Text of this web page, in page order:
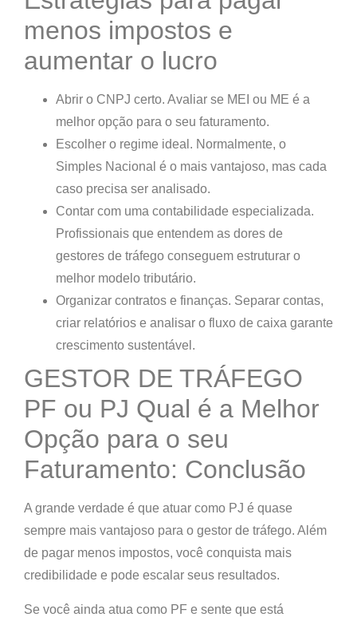
menos impostos e
aumentar o lucro
Abrir o CNPJ certo. Avaliar se MEI ou ME é a
melhor opção para o seu faturamento.
Escolher o regime ideal. Normalmente, o
Simples Nacional é o mais vantajoso, mas cada
caso precisa ser analisado.
Contar com uma contabilidade especializada.
Profissionais que entendem as dores de
gestores de tráfego conseguem estruturar o
melhor modelo tributário.
Organizar contratos e finanças. Separar contas,
criar relatórios e analisar o fluxo de caixa garante
crescimento sustentável.
GESTOR DE TRÁFEGO
PF ou PJ Qual é a Melhor
Opção para o seu
Faturamento: Conclusão
A grande verdade é que atuar como PJ é quase
sempre mais vantajoso para o gestor de tráfego. Além
de pagar menos impostos, você conquista mais
credibilidade e pode escalar seus resultados.
Se você ainda atua como PF e sente que está